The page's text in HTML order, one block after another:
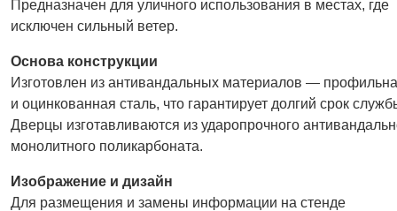
Предназначен для уличного использования в местах, где
исключен сильный ветер.
Основа конструкции
Изготовлен из антивандальных материалов —
и оцинкованная сталь, что гарантирует долгий срок
Дверцы изготавливаются из ударопрочного
монолитного поликарбоната.
Изображение и дизайн
Для размещения и замены информации на стенде